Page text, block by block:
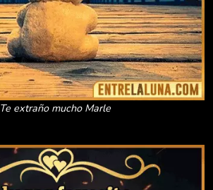
Te extraño mucho Marle